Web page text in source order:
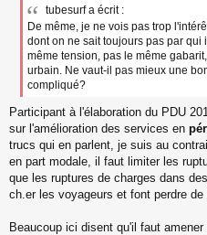
tubesurf a écrit :
De même, je ne vois pas trop
dont on ne sait toujours pas par
même tension, pas le même
urbain. Ne vaut-il pas mieux une
compliqué?
Participant à l'élaboration du PDU
sur l'amélioration des services en
trucs qui en parlent, je suis au
en part modale, il faut limiter les
que les ruptures de charges dans
ch.er les voyageurs et font perdre
Beaucoup ici disent qu'il faut